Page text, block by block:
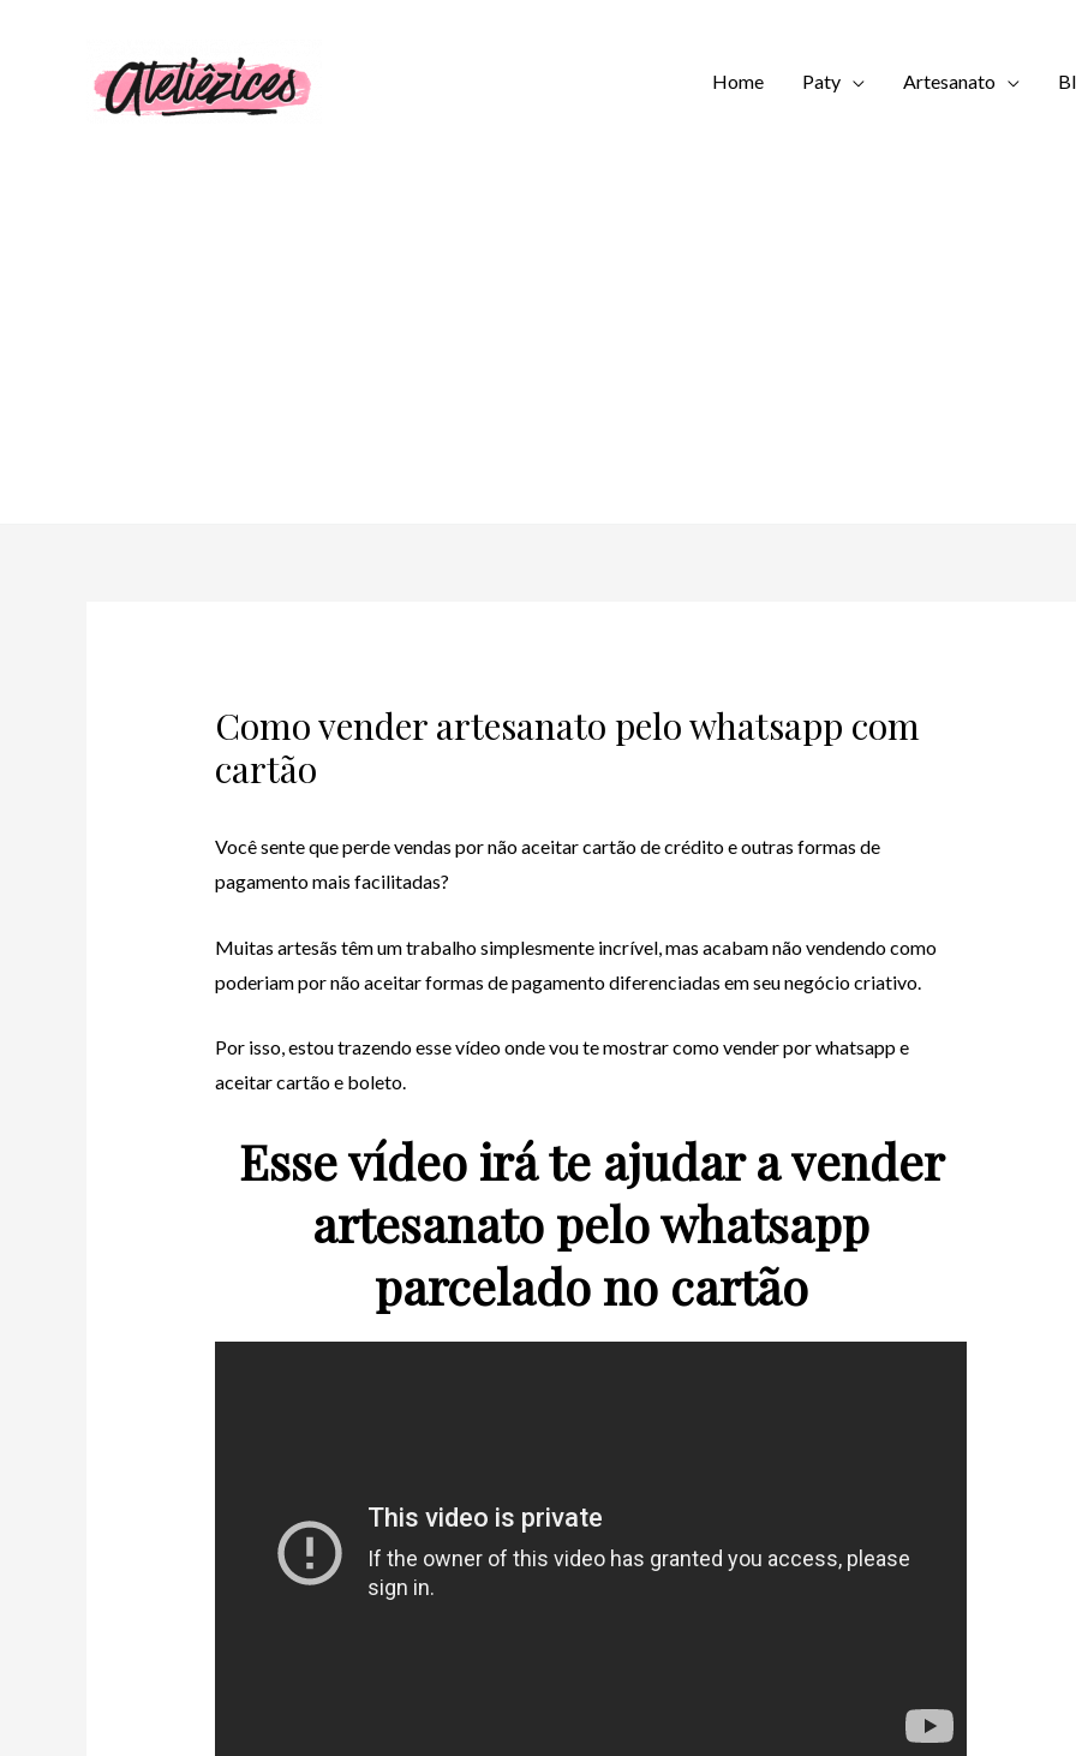
Home Paty Artesanato
Como vender artesanato pelo whatsapp com
cartão
Você sente que perde vendas por não aceitar cartão de crédito e outras formas de
pagamento mais facilitadas?
Muitas artesãs têm um trabalho simplesmente incrível, mas acabam não vendendo como
poderiam por não aceitar formas de pagamento diferenciadas em seu negócio criativo.
Por isso, estou trazendo esse vídeo onde vou te mostrar como vender por whatsapp e
aceitar cartão e boleto.
Esse vídeo irá te ajudar a vender
artesanato pelo whatsapp
parcelado no cartão